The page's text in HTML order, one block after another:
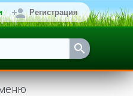
Регистрация